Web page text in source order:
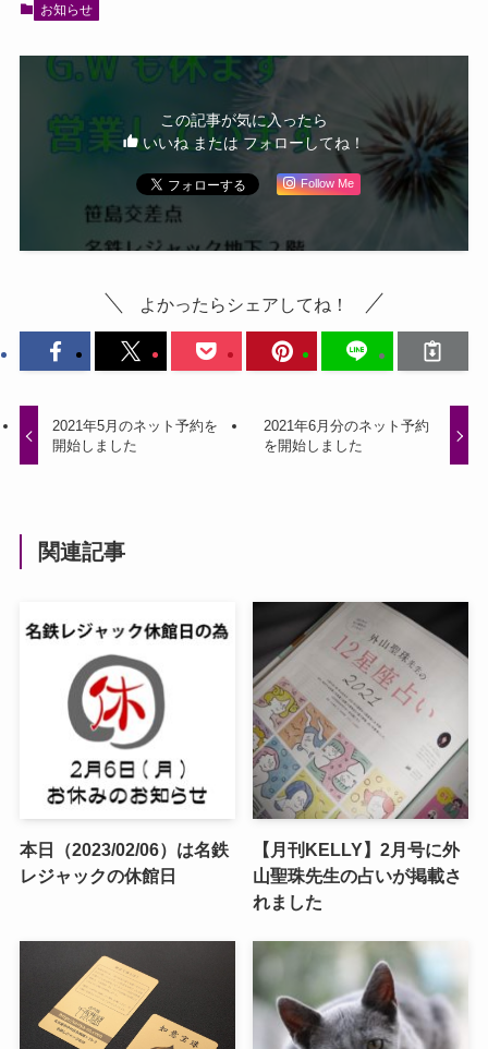
お知らせ
この記事が気に入ったら
いいね または フォローしてね！
Follow Me
よかったらシェアしてね！
2021年5月のネット予約を
開始しました
2021年6月分のネット予約
を開始しました
関連記事
本日（2023/02/06）は名鉄
レジャックの休館日
【月刊KELLY】2月号に外
山聖珠先生の占いが掲載さ
れました